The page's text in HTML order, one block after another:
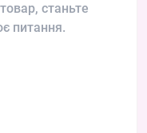
станьте
питання.